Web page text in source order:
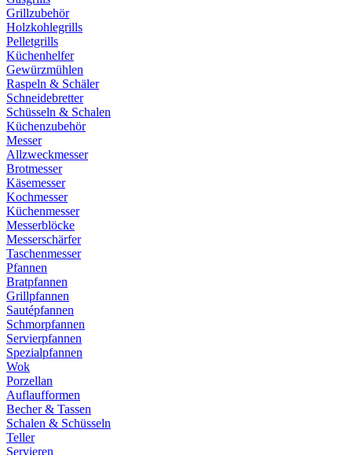
Grillzubehör
Holzkohlegrills
Pelletgrills
Küchenhelfer
Gewürzmühlen
Raspeln & Schäler
Schneidebretter
Schüsseln & Schalen
Küchenzubehör
Messer
Allzweckmesser
Brotmesser
Käsemesser
Kochmesser
Küchenmesser
Messerblöcke
Messerschärfer
Taschenmesser
Pfannen
Bratpfannen
Grillpfannen
Sautépfannen
Schmorpfannen
Servierpfannen
Spezialpfannen
Wok
Porzellan
Auflaufformen
Becher & Tassen
Schalen & Schüsseln
Teller
Servieren